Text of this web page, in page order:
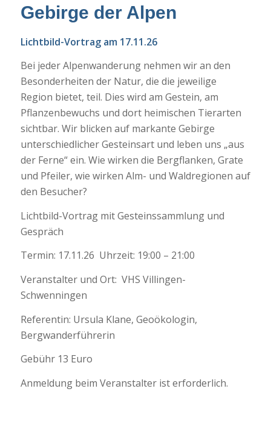
Gebirge der Alpen
Lichtbild-Vortrag am 17.11.26
Bei jeder Alpenwanderung nehmen wir an den
Besonderheiten der Natur, die die jeweilige
Region bietet, teil. Dies wird am Gestein, am
Pflanzenbewuchs und dort heimischen Tierarten
sichtbar. Wir blicken auf markante Gebirge
unterschiedlicher Gesteinsart und leben uns „aus
der Ferne“ ein. Wie wirken die Bergflanken, Grate
und Pfeiler, wie wirken Alm- und Waldregionen auf
den Besucher?
Lichtbild-Vortrag mit Gesteinssammlung und
Gespräch
Termin: 17.11.26 Uhrzeit: 19:00 – 21:00
Veranstalter und Ort: VHS Villingen-
Schwenningen
Referentin: Ursula Klane, Geoökologin,
Bergwanderführerin
Gebühr 13 Euro
Anmeldung beim Veranstalter ist erforderlich.